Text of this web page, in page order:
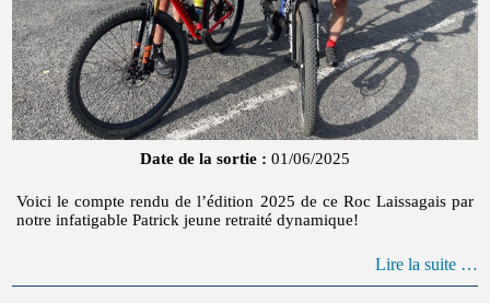
Date de la sortie : 01/06/2025
Voici le compte rendu de l’édition 2025 de ce Roc Laissagais par
notre infatigable Patrick jeune retraité dynamique!
Lire la suite …